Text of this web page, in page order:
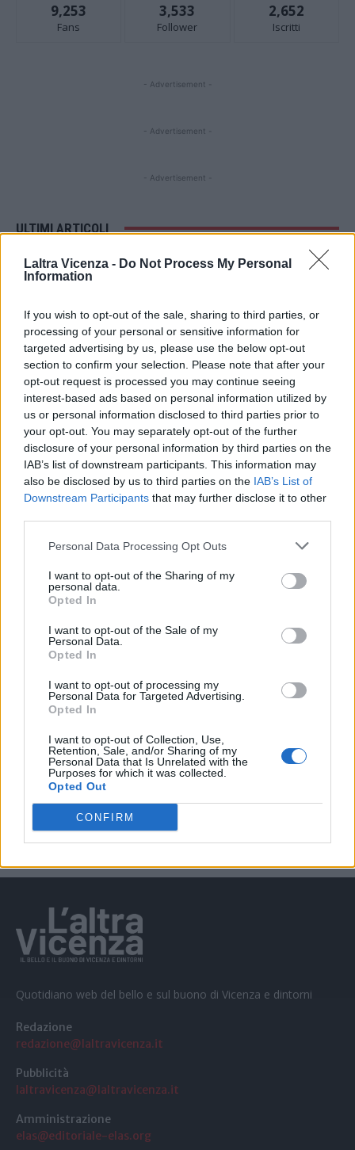
Laltra Vicenza - Do Not Process My Personal
Information
If you wish to opt-out of the sale, sharing to third parties, or
processing of your personal or sensitive information for
targeted advertising by us, please use the below opt-out
section to confirm your selection. Please note that after your
opt-out request is processed you may continue seeing
interest-based ads based on personal information utilized by
us or personal information disclosed to third parties prior to
your opt-out. You may separately opt-out of the further
disclosure of your personal information by third parties on the
IAB’s list of downstream participants. This information may
also be disclosed by us to third parties on the IAB’s List of
Downstream Participants that may further disclose it to other
Personal Data Processing Opt Outs
I want to opt-out of the Sharing of my
personal data.
Opted In
I want to opt-out of the Sale of my
Personal Data.
Opted In
I want to opt-out of processing my
Personal Data for Targeted Advertising.
Opted In
I want to opt-out of Collection, Use,
Retention, Sale, and/or Sharing of my
Personal Data that Is Unrelated with the
Purposes for which it was collected.
Opted Out
CONFIRM
9,253
Fans
3,533
Follower
2,652
Iscritti
- Advertisement -
- Advertisement -
- Advertisement -
ULTIMI ARTICOLI
Romeo arrivano “Le nozze di Figaro” di
Mozart per Vicenza in Lirica
EVENTI
Ferragosto: Gallerie d’Italia Intesa
Sanpaolo di Vicenza aperte gratis
veneta nel mondo all’International
Scledum film festival
EVENTI
EVENTI
“Teatro in casa”: il 5 agosto il primo
spettacolo a Marano Vicentino con Maria
Quotidiano web del bello e sul buono di Vicenza e dintorni
Redazione
redazione@laltravicenza.it
Pubblicità
laltravicenza@laltravicenza.it
Amministrazione
elas@editoriale-elas.org